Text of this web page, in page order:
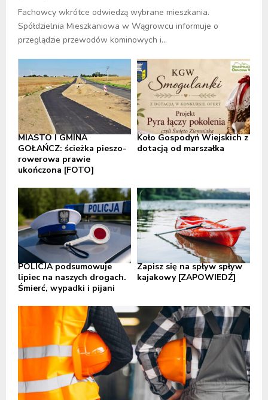
Fachowcy wkrótce odwiedzą wybrane mieszkania.
Spółdzielnia Mieszkaniowa w Wągrowcu informuje o
przeglądzie przewodów kominowych i...
MIASTO I GMINA
GOŁAŃCZ: ścieżka pieszo-
rowerowa prawie
ukończona [FOTO]
Koło Gospodyń Wiejskich z
dotacją od marszałka
POLICJA podsumowuje
lipiec na naszych drogach.
Śmierć, wypadki i pijani
Zapisz się na spływ spływ
kajakowy [ZAPOWIEDŹ]